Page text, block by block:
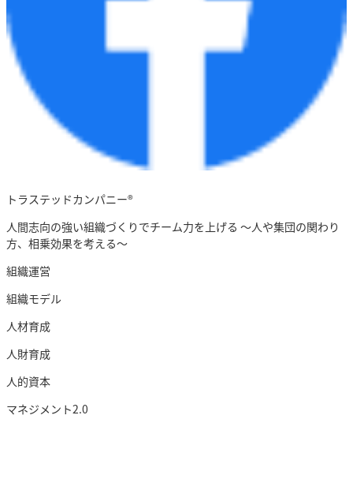
トラステッドカンパニー®︎
人間志向の強い組織づくりでチーム力を上げる ～人や集団の関わり
方、相乗効果を考える～
組織運営
組織モデル
人材育成
人財育成
人的資本
マネジメント2.0